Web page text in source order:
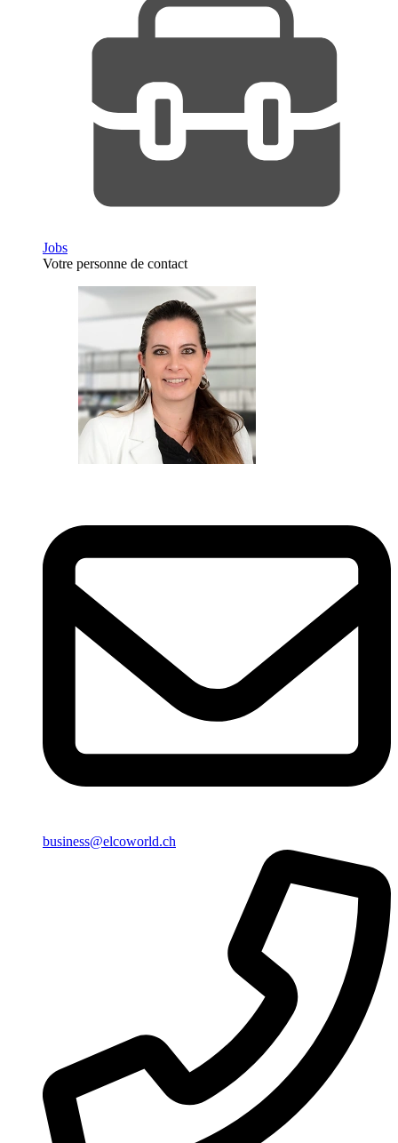
Jobs
Votre personne de contact
business@elcoworld.ch